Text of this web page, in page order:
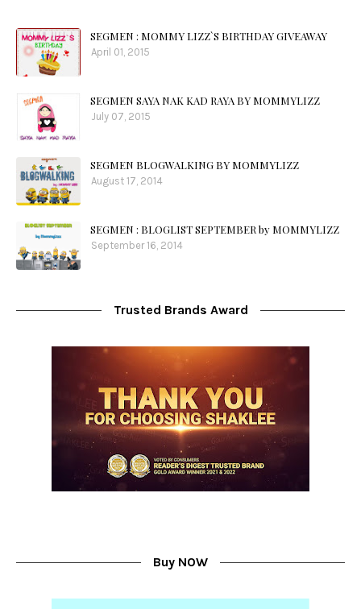
SEGMEN : MOMMY LIZZ`S BIRTHDAY GIVEAWAY
April 01, 2015
SEGMEN SAYA NAK KAD RAYA BY MOMMYLIZZ
July 07, 2015
SEGMEN BLOGWALKING BY MOMMYLIZZ
August 17, 2014
SEGMEN : BLOGLIST SEPTEMBER by MOMMYLIZZ
September 16, 2014
Trusted Brands Award
Buy NOW